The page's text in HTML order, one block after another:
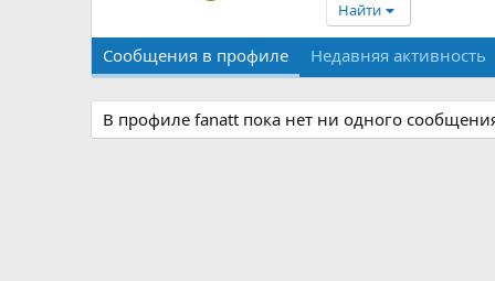
Найти
Сообщения в профиле Недавняя активность
В профиле fanatt пока нет ни одного